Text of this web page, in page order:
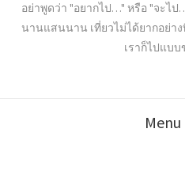
อย่าพูดว่า "อยากไป…" หรือ "จะไ
นานแสนนาน เที่ยวไม่ได้ยากอย่า
เราก็ไปแบบ
Menu